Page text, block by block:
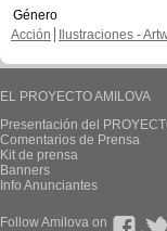
Género
Acción
Ilustraciones -
EL PROYECTO AMILOVA
Presentación del
Comentarios de Prensa
Kit de prensa
Banners
Info Anunciantes
Follow Amilova on